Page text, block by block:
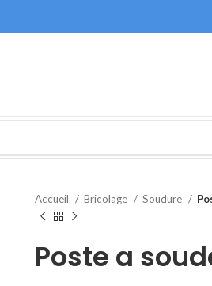
Accueil Bricolage Soudure
Poste a